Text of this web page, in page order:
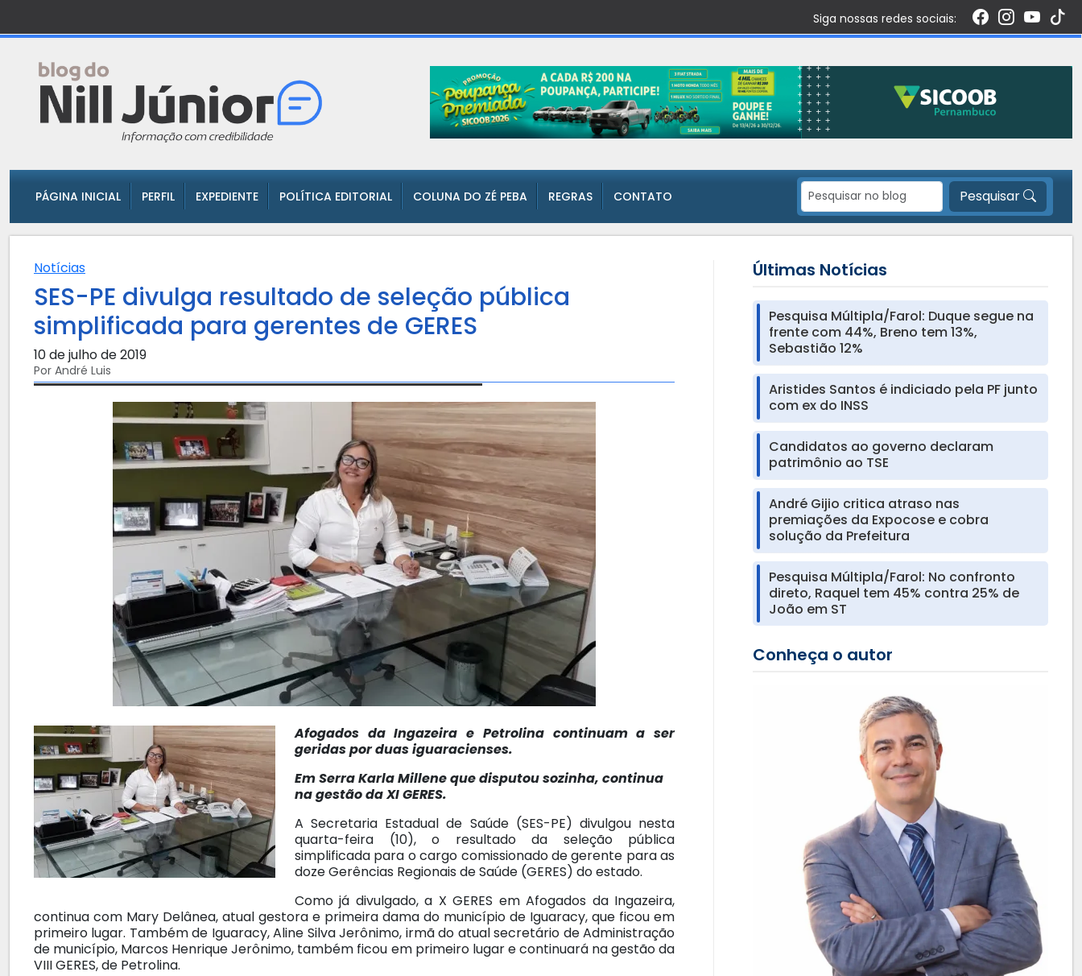
Siga nossas redes sociais:
PÁGINA INICIAL PERFIL EXPEDIENTE POLÍTICA EDITORIAL COLUNA DO ZÉ PEBA REGRAS CONTATO Pesquisar
Notícias
SES-PE divulga resultado de seleção pública
simplificada para gerentes de GERES
10 de julho de 2019
Por André Luis
Afogados da Ingazeira e Petrolina continuam a ser
geridas por duas iguaracienses.
Em Serra Karla Millene que disputou sozinha, continua
na gestão da XI GERES.
A Secretaria Estadual de Saúde (SES-PE) divulgou nesta
quarta-feira (10), o resultado da seleção pública
simplificada para o cargo comissionado de gerente para as
doze Gerências Regionais de Saúde (GERES) do estado.
Como já divulgado, a X GERES em Afogados da Ingazeira,
continua com Mary Delânea, atual gestora e primeira dama do município de Iguaracy, que ficou em
primeiro lugar. Também de Iguaracy, Aline Silva Jerônimo, irmã do atual secretário de Administração
de município, Marcos Henrique Jerônimo, também ficou em primeiro lugar e continuará na gestão da
VIII GERES, de Petrolina.
Últimas Notícias
Pesquisa Múltipla/Farol: Duque segue na
frente com 44%, Breno tem 13%,
Sebastião 12%
Aristides Santos é indiciado pela PF junto
com ex do INSS
Candidatos ao governo declaram
patrimônio ao TSE
André Gijio critica atraso nas
premiações da Expocose e cobra
solução da Prefeitura
Pesquisa Múltipla/Farol: No confronto
direto, Raquel tem 45% contra 25% de
João em ST
Conheça o autor